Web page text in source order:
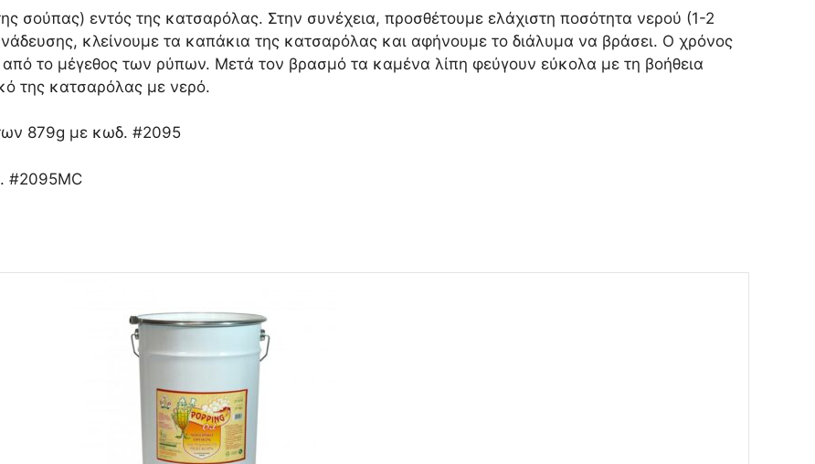
σούπας) εντός της κατσαρόλας. Στην συνέχεια, προσθέτουμε ελάχιστη ποσότητα νερού (1-2
κλείνουμε τα καπάκια της κατσαρόλας και αφήνουμε το διάλυμα να βράσει. Ο χρόνος
από το μέγεθος των ρύπων. Μετά τον βρασμό τα καμένα λίπη φεύγουν εύκολα με τη βοήθεια
της κατσαρόλας με νερό.
των 879g με κωδ. #2095
#2095MC